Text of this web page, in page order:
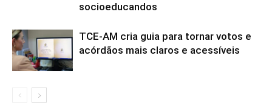
socioeducandos
TCE-AM cria guia para tornar votos e
acórdãos mais claros e acessíveis